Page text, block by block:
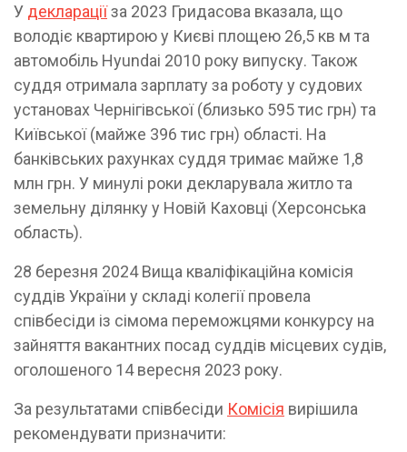
У деклараціїза 2023 Гридасова вказала, що
володіє квартирою у Києві площею 26,5 кв м та
автомобіль Hyundai 2010 року випуску. Також
суддя отримала зарплату за роботу у судових
установах Чернігівської (близько 595 тис грн) та
Київської (майже 396 тис грн) області. На
банківських рахунках суддя тримає майже 1,8
млн грн. У минулі роки декларувала житло та
земельну ділянку у Новій Каховці (Херсонська
область).
28 березня 2024 Вища кваліфікаційна комісія
суддів України у складі колегії провела
співбесіди із сімома переможцями конкурсу на
зайняття вакантних посад суддів місцевих судів,
оголошеного 14 вересня 2023 року.
За результатами співбесіди Комісія вирішила
рекомендувати призначити: